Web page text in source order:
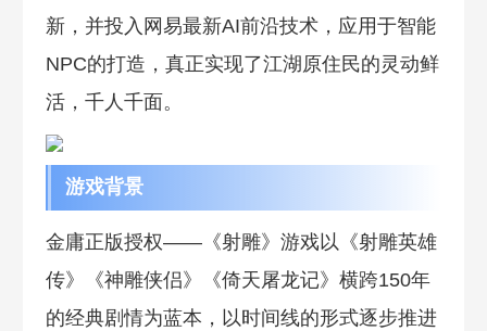
新，并投入网易最新AI前沿技术，应用于智能
NPC的打造，真正实现了江湖原住民的灵动鲜
活，千人千面。
游戏背景
金庸正版授权——《射雕》游戏以《射雕英雄
传》《神雕侠侣》《倚天屠龙记》横跨150年
的经典剧情为蓝本，以时间线的形式逐步推进